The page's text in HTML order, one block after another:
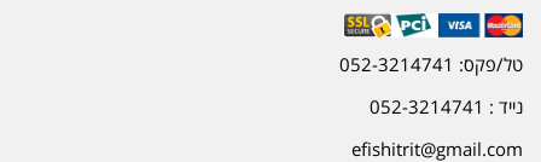
טל/פקס: 052-3214741
נייד : 052-3214741
efishitrit@gmail.com